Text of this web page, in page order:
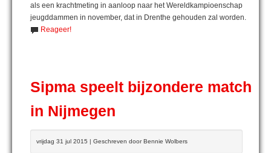
als een krachtmeting in aanloop naar het Wereldkampioenschap
jeugddammen in november, dat in Drenthe gehouden zal worden.
Reageer!
Sipma speelt bijzondere match
in Nijmegen
vrijdag 31 jul 2015 | Geschreven door Bennie Wolbers